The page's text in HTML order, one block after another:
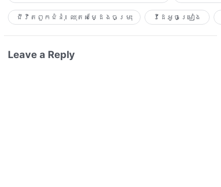
ជីវិតពួកជំនុំ៖ ឈុតសម្ដែងចម្រុះ វីដេអូចម្រៀង​
Leave a Reply